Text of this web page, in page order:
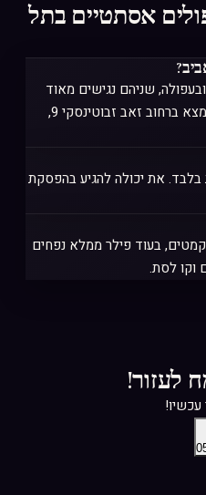
אסתטיים בתל
שניהם נגישים מאוד
לתושבי תל אביב. סניף בני ברק נמצא ברחוב זאב זבוטינסקי 9,
לוקח 15-20 דקות בלבד. את יכולה להגיע בהפסקת
בעוד פילר ממלא נפחים
וקו לסת.
לעזור!
עכשיו!